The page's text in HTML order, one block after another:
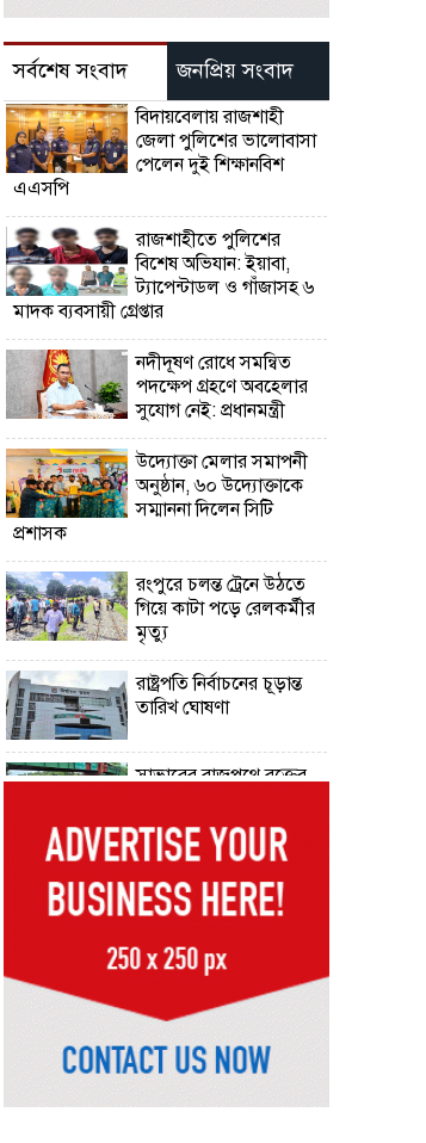
সর্বশেষ সংবাদ জনপ্রিয় সংবাদ
বিদায়বেলায় রাজশাহী
জেলা পুলিশের ভালোবাসা
পেলেন দুই শিক্ষানবিশ
এএসপি
রাজশাহীতে পুলিশের
বিশেষ অভিযান: ইয়াবা,
ট্যাপেন্টাডল ও গাঁজাসহ ৬
মাদক ব্যবসায়ী গ্রেপ্তার
নদীদূষণ রোধে সমন্বিত
পদক্ষেপ গ্রহণে অবহেলার
সুযোগ নেই: প্রধানমন্ত্রী
উদ্যোক্তা মেলার সমাপনী
অনুষ্ঠান, ৬০ উদ্যোক্তাকে
সম্মাননা দিলেন সিটি
প্রশাসক
রংপুরে চলন্ত ট্রেনে উঠতে
গিয়ে কাটা পড়ে রেলকর্মীর
মৃত্যু
রাষ্ট্রপতি নির্বাচনের চূড়ান্ত
তারিখ ঘোষণা
সাভারের রাজপথে রক্তের
আগস্ট
হাইকমিশনের সতর্কতা
জারি
দুর্নীতিমুক্ত প্রশাসন গড়াই
সরকারের মূল লক্ষ্য :
ভূমিমন্ত্রী
নেসকো কেন, কোনো কিছুই
রাজশাহী থেকে যাবে না: